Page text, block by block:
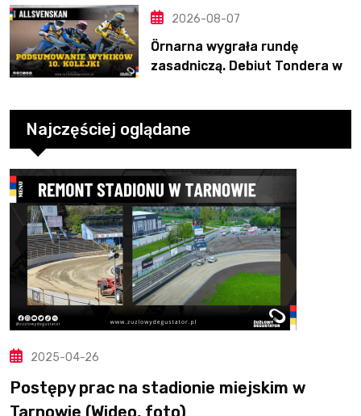
2026-08-07
Örnarna wygrała rundę
zasadniczą. Debiut Tondera w
Najczęściej oglądane
2025-04-26
Postępy prac na stadionie miejskim w